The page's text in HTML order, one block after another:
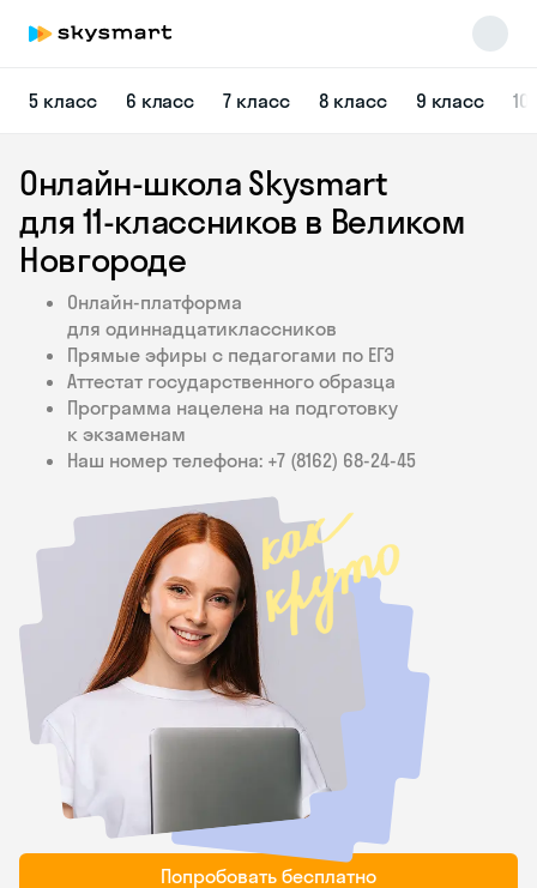
5 класс 6 класс 7 класс 8 класс 9 класс
Онлайн-школа Skysmart
для 11‑классников в Великом
Новгороде
Онлайн-платформа
для одиннадцатиклассников
Прямые эфиры с педагогами по ЕГЭ
Аттестат государственного образца
Программа нацелена на подготовку
к экзаменам
Наш номер телефона: +7 (8162) 68‑24‑45
Попробовать бесплатно
Skysmart Chat
online